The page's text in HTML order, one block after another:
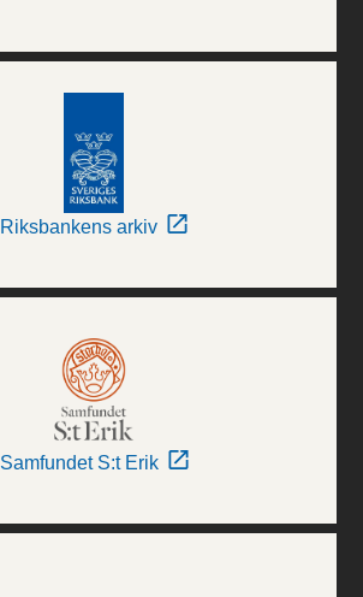
Riksbankens arkiv
Samfundet S:t Erik